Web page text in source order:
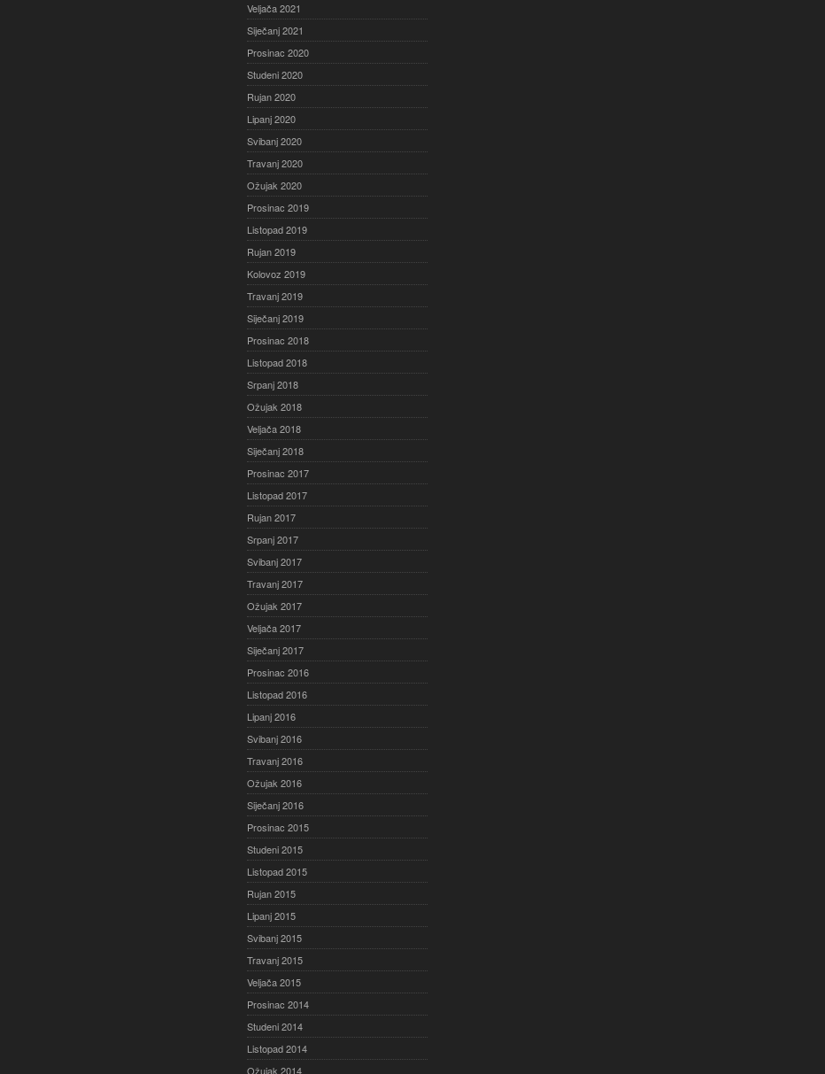
Veljača 2021
Siječanj 2021
Prosinac 2020
Studeni 2020
Rujan 2020
Lipanj 2020
Svibanj 2020
Travanj 2020
Ožujak 2020
Prosinac 2019
Listopad 2019
Rujan 2019
Kolovoz 2019
Travanj 2019
Siječanj 2019
Prosinac 2018
Listopad 2018
Srpanj 2018
Ožujak 2018
Veljača 2018
Siječanj 2018
Prosinac 2017
Listopad 2017
Rujan 2017
Srpanj 2017
Svibanj 2017
Travanj 2017
Ožujak 2017
Veljača 2017
Siječanj 2017
Prosinac 2016
Listopad 2016
Lipanj 2016
Svibanj 2016
Travanj 2016
Ožujak 2016
Siječanj 2016
Prosinac 2015
Studeni 2015
Listopad 2015
Rujan 2015
Lipanj 2015
Svibanj 2015
Travanj 2015
Veljača 2015
Prosinac 2014
Studeni 2014
Listopad 2014
Ožujak 2014